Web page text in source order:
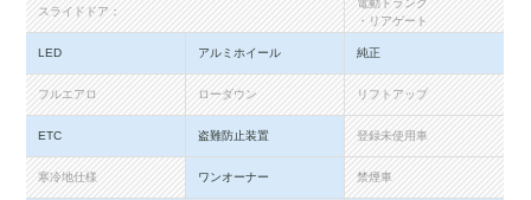
スライドドア：
電動トランク
・リアゲート
LED アルミホイール 純正
フルエアロ ローダウン リフトアップ
ETC 盗難防止装置 登録未使用車
寒冷地仕様 ワンオーナー 禁煙車